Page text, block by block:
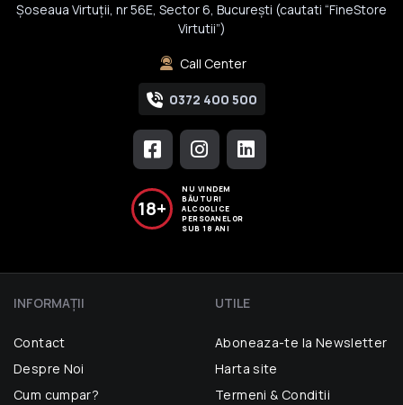
Șoseaua Virtuții, nr 56E, Sector 6, București (cautati “FineStore
Virtutii”)
Call Center
0372 400 500
18+
NU VINDEM
BĂUTURI
ALCOOLICE
PERSOANELOR
SUB 18 ANI
INFORMAŢII
Contact
Despre Noi
Cum cumpar?
UTILE
Aboneaza-te la Newsletter
Harta site
Termeni & Conditii